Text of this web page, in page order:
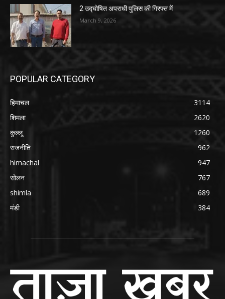
2 उद्घोषित अपराधी पुलिस की गिरफ्त में
March 9, 2026
POPULAR CATEGORY
हिमाचल
3114
शिमला
2620
कुल्लू
1260
राजनीति
962
himachal
947
सोलन
767
shimla
689
मंडी
384